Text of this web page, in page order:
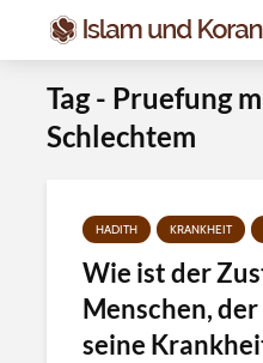
Tag - Pruefung
Schlechtem
HADITH KRANKHEIT
Wie ist der
Menschen, der
seine